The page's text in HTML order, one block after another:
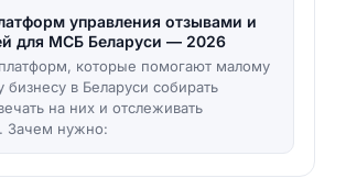
управления отзывами и
для МСБ Беларуси — 2026
которые помогают малому
бизнесу в Беларуси собирать
на них и отслеживать
Зачем нужно: